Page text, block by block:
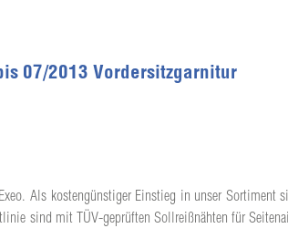
07/2013 Vordersitzgarnitur
Als kostengünstiger Einstieg in unser
sind mit TÜV-geprüften Sollreißnähten für